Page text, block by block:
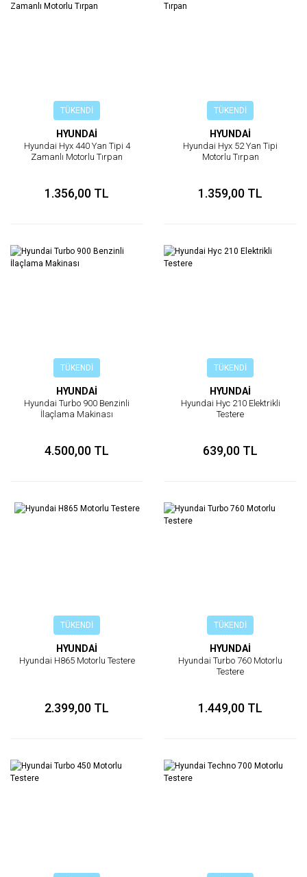
TÜKENDİ
HYUNDAİ
Hyundai Hyx 440 Yan Tipi 4
Zamanlı Motorlu Tırpan
1.356,00 TL
TÜKENDİ
HYUNDAİ
Hyundai Hyx 52 Yan Tipi
Motorlu Tırpan
1.359,00 TL
TÜKENDİ
HYUNDAİ
Hyundai Turbo 900 Benzinli
İlaçlama Makinası
4.500,00 TL
TÜKENDİ
HYUNDAİ
Hyundai Hyc 210 Elektrikli
Testere
639,00 TL
TÜKENDİ
HYUNDAİ
Hyundai H865 Motorlu Testere
2.399,00 TL
TÜKENDİ
HYUNDAİ
Hyundai Turbo 760 Motorlu
Testere
1.449,00 TL